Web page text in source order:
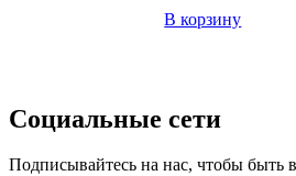
В корзину
Социальные сети
Подписывайтесь на нас, чтобы быть